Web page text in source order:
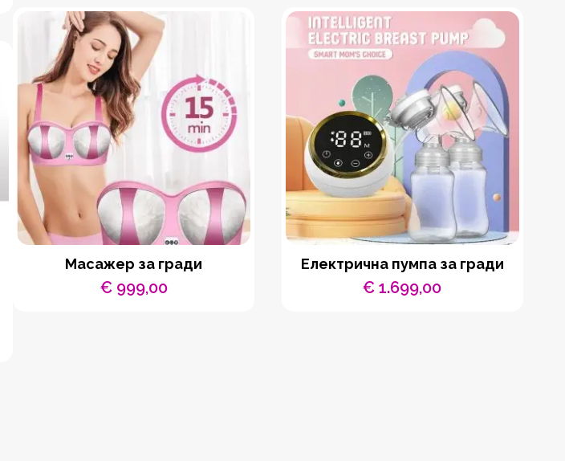
Масажер за гради
€999,00
Електрична пумпа за гради
€ 1.699,00